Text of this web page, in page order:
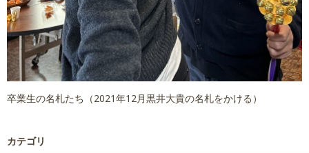
卒業生の名札たち（2021年12月黒井大貴の名札をかける）
カテゴリ